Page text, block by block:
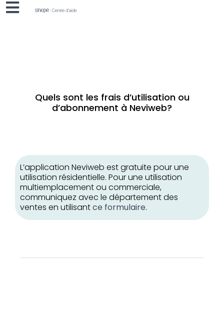
Quels sont les frais d’utilisation ou
d’abonnement à Neviweb?
L’application Neviweb est gratuite pour une
utilisation résidentielle. Pour une utilisation
multiemplacement ou commerciale,
communiquez avec le département des
ventes en utilisantce formulaire.